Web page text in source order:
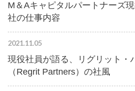
M＆Aキャピタルパートナーズ
社の仕事内容
2021.11.05
現役社員が語る、リグリット・
（Regrit Partners）の社風